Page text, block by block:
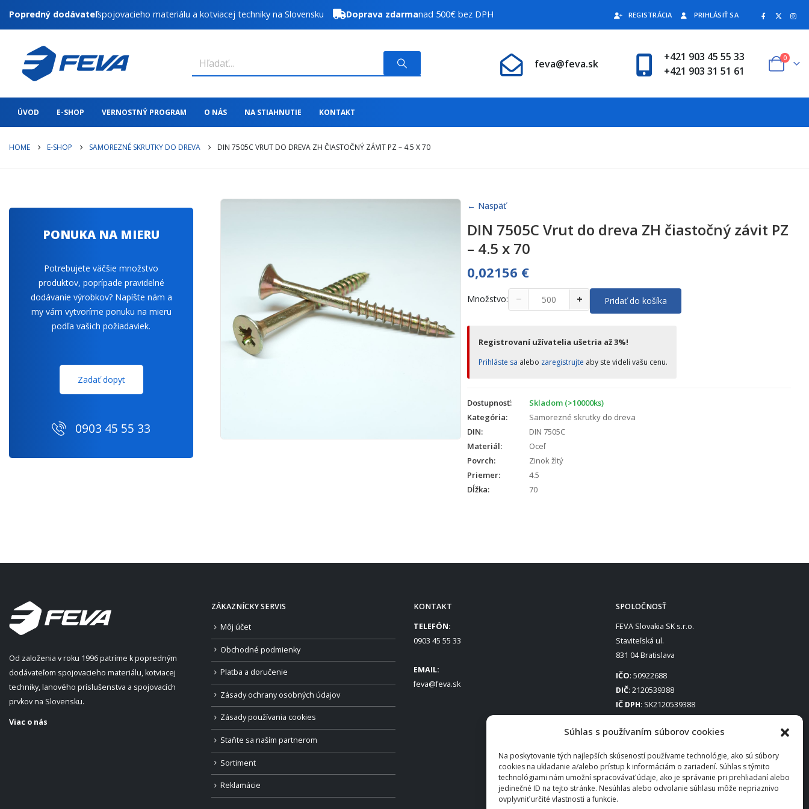
Súhlas s používaním súborov cookies
Na poskytovanie tých najlepších skúseností používame technológie, ako sú súbory
cookies na ukladanie a/alebo prístup k informáciám o zariadení. Súhlas s týmito
technológiami nám umožní spracovávať údaje, ako je správanie pri prehliadaní alebo
jedinečné ID na tejto stránke. Nesúhlas alebo odvolanie súhlasu môže nepriaznivo
ovplyvniť určité vlastnosti a funkcie.
Popredný dodávateľspojovacieho materiálu a kotviacej techniky na Slovensku Doprava zdarmanad 500€ bez DPH REGISTRÁCIA PRIHLÁSIŤ SA
feva@feva.sk
+421 903 45 55 33
+421 903 31 51 61
0
ÚVOD E-SHOP VERNOSTNÝ PROGRAM O NÁS NA STIAHNUTIE KONTAKT
HOME E-SHOP SAMOREZNÉ SKRUTKY DO DREVA DIN 7505C VRUT DO DREVA ZH ČIASTOČNÝ ZÁVIT PZ – 4.5 X 70
← Naspäť
DIN 7505C Vrut do dreva ZH čiastočný závit PZ
– 4.5 x 70
0,02156 €
Množstvo: − + Pridať do košíka
Registrovaní užívatelia ušetria až 3%!
Prihláste sa alebo zaregistrujte aby ste videli vašu cenu.
Dostupnosť:
Skladom (>10000ks)
Kategória:
Samorezné skrutky do dreva
DIN:
DIN 7505C
Materiál:
Oceľ
Povrch:
Zinok žltý
Priemer:
4.5
Dĺžka:
70
PONUKA NA MIERU
Potrebujete väčšie množstvo
produktov, poprípade pravidelné
dodávanie výrobkov? Napíšte nám a
my vám vytvoríme ponuku na mieru
podľa vašich požiadaviek.
Zadať dopyt
0903 45 55 33
Od založenia v roku 1996 patríme k popredným
dodávateľom spojovacieho materiálu, kotviacej
techniky, lanového príslušenstva a spojovacích
prvkov na Slovensku.
Viac o nás
ZÁKAZNÍCKY SERVIS
Môj účet
Obchodné podmienky
Platba a doručenie
Zásady ochrany osobných údajov
Zásady používania cookies
Staňte sa naším partnerom
Sortiment
Reklamácie
KONTAKT
TELEFÓN:
0903 45 55 33
EMAIL:
feva@feva.sk
SPOLOČNOSŤ
FEVA Slovakia SK s.r.o.
Staviteľská ul.
831 04 Bratislava
IČO: 50922688
DIČ: 2120539388
IČ DPH: SK2120539388